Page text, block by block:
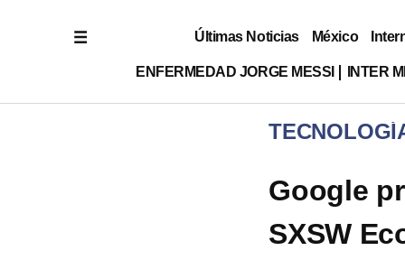
Últimas Noticias México
ENFERMEDAD JORGE MESSI INTER
Google
SXSW